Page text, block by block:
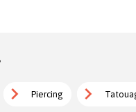
Piercing